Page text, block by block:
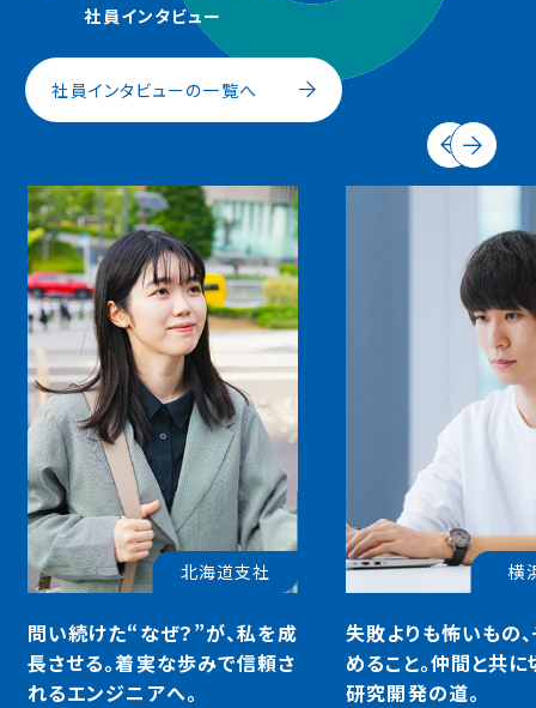
社員インタビュー
横浜本社
失敗よりも怖いもの、それは諦
めること。仲間と共に切り開く
研究開発の道。
中
知識を土台に、経験
き上げた技術力が、
分に導いてくれる。
社員インタビューの一覧へ